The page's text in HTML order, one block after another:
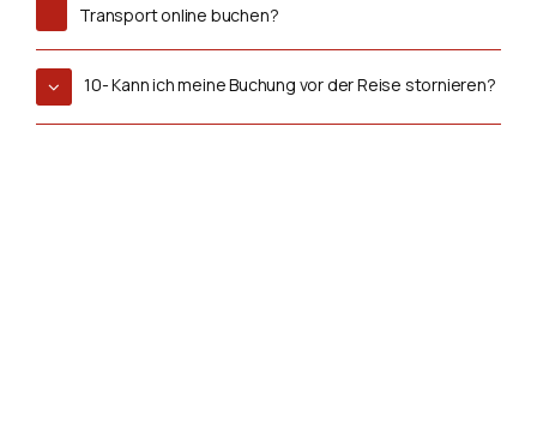
Transport online buchen?
10- Kann ich meine Buchung vor der Reise stornieren?